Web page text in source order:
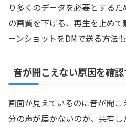
り多くのデータを必要とする
の画質を下げる、再生を止め
ーンショットをDMで送る方法
音が聞こえない原因を確認
画面が見えているのに音が聞
分の声が届かないのか、共有